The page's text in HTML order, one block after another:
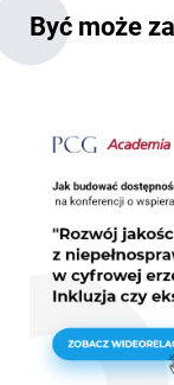
Być może